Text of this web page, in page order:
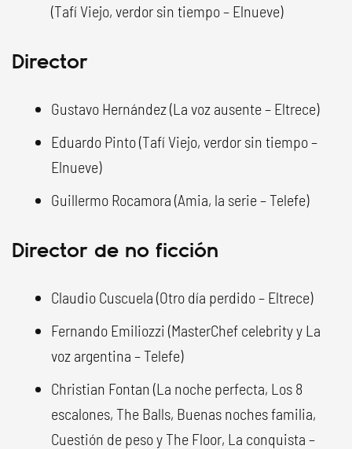
(Tafí Viejo, verdor sin tiempo – Elnueve)
Director
Gustavo Hernández (La voz ausente – Eltrece)
Eduardo Pinto (Tafí Viejo, verdor sin tiempo –
Elnueve)
Guillermo Rocamora (Amia, la serie – Telefe)
Director de no ficción
Claudio Cuscuela (Otro día perdido – Eltrece)
Fernando Emiliozzi (MasterChef celebrity y La
voz argentina – Telefe)
Christian Fontan (La noche perfecta, Los 8
escalones, The Balls, Buenas noches familia,
Cuestión de peso y The Floor, La conquista –